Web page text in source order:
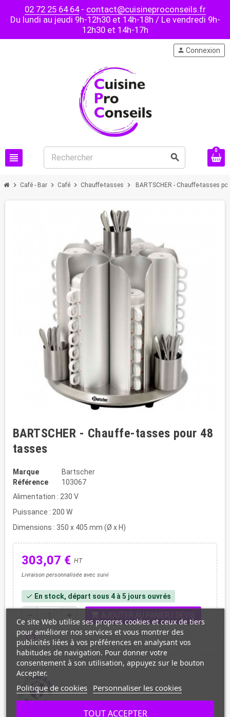
02 72 25 64 64- contact@cuisineproconseils.fr
Du lundi au jeudi 9h-12h30 et 14h-18h / Le vendredi 9h-
12h30 et 14h-17h
view_headline search
person Connexion
0
chevron_right Café - Bar chevron_right Café chevron_right Chauffe-tasses chevron_right BARTSCHER - Chauffe-tasses
BARTSCHER - Chauffe-tasses pour 48
tasses
Marque
Bartscher
Référence
103067
Alimentation : 230 V
Puissance : 200 W
Dimensions : 350 x 405 mm (Ø x H)
303,07 € HT
Livraison personnalisée avec suivi
check En stock, départ sous 4 à 5 jours ouvrés
shopping_cart AJOUTER AU PANIER / DEVIS
favorite_border
Ce site Web utilise ses propres cookies et ceux de tiers
pour améliorer nos services et vous montrer des
publicités liées à vos préférences en analysant vos
habitudes de navigation. Pour donner votre
consentement à son utilisation, appuyez sur le bouton
Accepter.
Politique de cookies Personnaliser les cookies
TOUT ACCEPTER